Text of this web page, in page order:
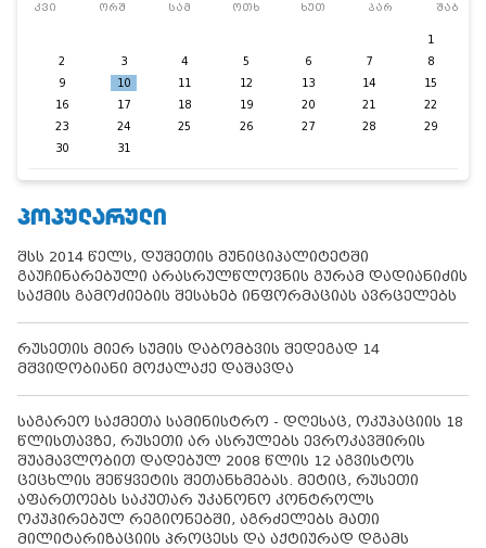
კვი ორშ სამ ოთხ ხუთ პარ შაბ
1
2
3 4 5 6 7
8
9
10 11 12 13 14
15
16
17 18 19 20 21
22
23
24 25 26 27 28
29
30
31
ᲞᲝᲞᲣᲚᲐᲠᲣᲚᲘ
შსს 2014 წელს, დუშეთის მუნიციპალიტეტში
გაუჩინარებული არასრულწლოვნის გურამ დადიანიძის
საქმის გამოძიების შესახებ ინფორმაციას ავრცელებს
რუსეთის მიერ სუმის დაბომბვის შედეგად 14
მშვიდობიანი მოქალაქე დაშავდა
საგარეო საქმეთა სამინისტრო - დღესაც, ოკუპაციის 18
წლისთავზე, რუსეთი არ ასრულებს ევროკავშირის
შუამავლობით დადებულ 2008 წლის 12 აგვისტოს
ცეცხლის შეწყვეტის შეთანხმებას. მეტიც, რუსეთი
აფართოებს საკუთარ უკანონო კონტროლს
ოკუპირებულ რეგიონებში, აგრძელებს მათი
მილიტარიზაციის პროცესს და აქტიურად დგამს